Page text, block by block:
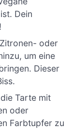
Dein
oder
um eine
Dieser
Tarte mit
oder
Farbtupfer zu